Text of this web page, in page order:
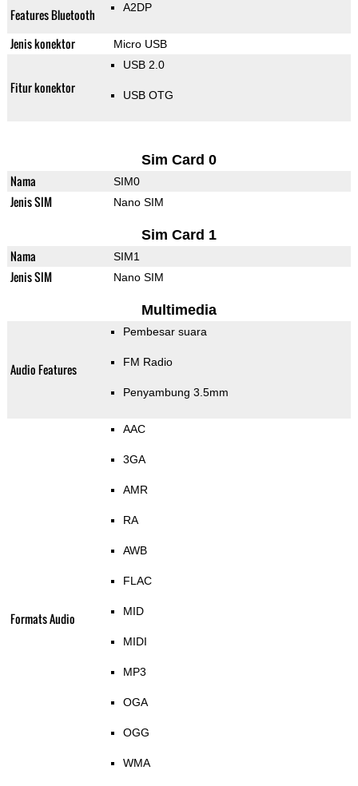
Features Bluetooth A2DP
Jenis konektor Micro USB
Fitur konektor
USB 2.0
USB OTG
Sim Card 0
Nama SIM0
Jenis SIM Nano SIM
Sim Card 1
Nama SIM1
Jenis SIM Nano SIM
Multimedia
Audio Features
Pembesar suara
FM Radio
Penyambung 3.5mm
Formats Audio
AAC
3GA
AMR
RA
AWB
FLAC
MID
MIDI
MP3
OGA
OGG
WMA